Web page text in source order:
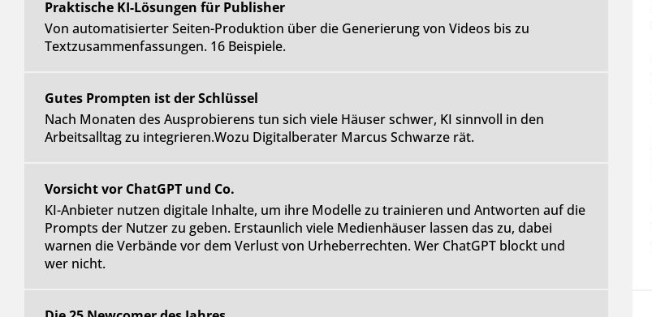
Praktische KI-Lösungen für Publisher
Von automatisierter Seiten-Produktion über die Generierung von Videos bis zu
Textzusammenfassungen. 16 Beispiele.
Gutes Prompten ist der Schlüssel
Nach Monaten des Ausprobierens tun sich viele Häuser schwer, KI sinnvoll in den
Arbeitsalltag zu integrieren.Wozu Digitalberater Marcus Schwarze rät.
Vorsicht vor ChatGPT und Co.
KI-Anbieter nutzen digitale Inhalte, um ihre Modelle zu trainieren und Antworten auf die
Prompts der Nutzer zu geben. Erstaunlich viele Medienhäuser lassen das zu, dabei
warnen die Verbände vor dem Verlust von Urheberrechten. Wer ChatGPT blockt und
wer nicht.